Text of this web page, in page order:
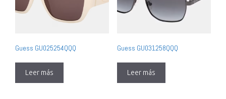
Guess GU025254QQQ
Leer más
Guess GU031258QQQ
Leer más